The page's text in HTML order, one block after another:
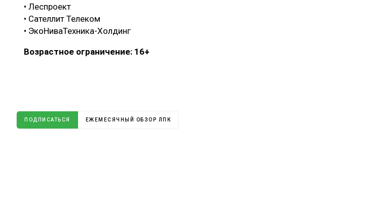
• Леспроект
• Сателлит Телеком
• ЭкоНиваТехника-Холдинг
Возрастное ограничение: 16+
ПОДПИСАТЬСЯ ЕЖЕМЕСЯЧНЫЙ ОБЗОР ЛПК